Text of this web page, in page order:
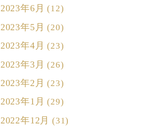
2023年6月 (12)
2023年5月 (20)
2023年4月 (23)
2023年3月 (26)
2023年2月 (23)
2023年1月 (29)
2022年12月 (31)